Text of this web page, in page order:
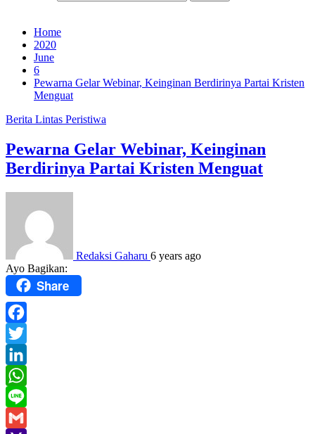
Home
2020
June
6
Pewarna Gelar Webinar, Keinginan Berdirinya Partai Kristen
Menguat
Berita Lintas Peristiwa
Pewarna Gelar Webinar, Keinginan
Berdirinya Partai Kristen Menguat
Redaksi Gaharu 6 years ago
Ayo Bagikan:
Share
Facebook
Twitter
LinkedIn
WhatsApp
Line